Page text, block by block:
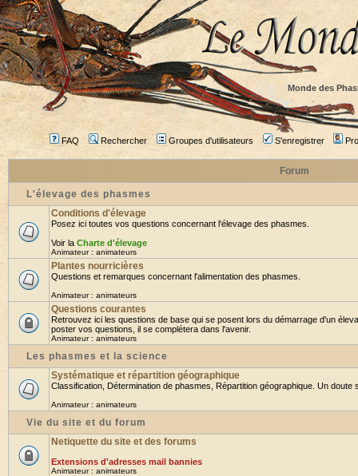
Monde des
FAQ Rechercher Groupes d'utilisateurs S'enregistrer
Forum
L'élevage des phasmes
Conditions d'élevage
Posez ici toutes vos questions concernant l'élevage des phasmes.
Voir la Charte d'élevage
Animateur : animateurs
Plantes nourricières
Questions et remarques concernant l'alimentation des phasmes.
Animateur : animateurs
Questions courantes
Retrouvez ici les questions de base qui se posent lors du démarrage d'un
poster vos questions, il se complétera dans l'avenir.
Animateur : animateurs
Les phasmes et la science
Systématique et répartition géographique
Classification, Détermination de phasmes, Répartition géographique. Un doute
Animateur : animateurs
Vie du site et du forum
Netiquette du site et des forums
Extensions d'adresses mail bannies
Animateur : animateurs